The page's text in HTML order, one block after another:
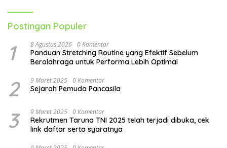
Postingan Populer
1 8 Agustus 2026 0 Komentar
Panduan Stretching Routine yang Efektif Sebelum
Berolahraga untuk Performa Lebih Optimal
2 9 Maret 2025 0 Komentar
Sejarah Pemuda Pancasila
3 9 Maret 2025 0 Komentar
Rekrutmen Taruna TNI 2025 telah terjadi dibuka, cek
link daftar serta syaratnya